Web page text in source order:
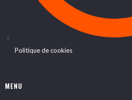
Politique de cookies
MENU